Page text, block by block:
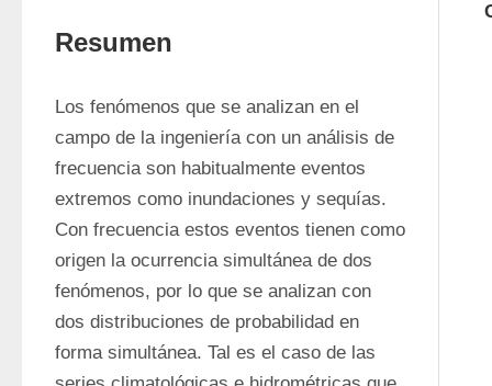
Resumen
Los fenómenos que se analizan en el
campo de la ingeniería con un análisis de
frecuencia son habitualmente eventos
extremos como inundaciones y sequías.
Con frecuencia estos eventos tienen como
origen la ocurrencia simultánea de dos
fenómenos, por lo que se analizan con
dos distribuciones de probabilidad en
forma simultánea. Tal es el caso de las